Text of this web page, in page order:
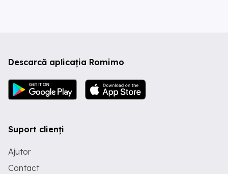
Descarcă aplicația Romimo
Suport clienți
Ajutor
Contact